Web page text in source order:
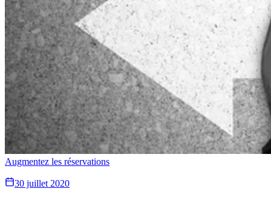
Augmentez les réservations
30 juillet 2020